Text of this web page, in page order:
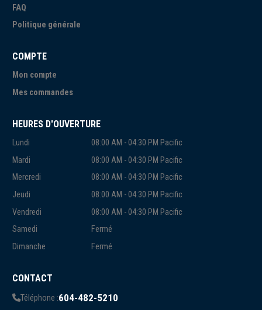
FAQ
Politique générale
COMPTE
Mon compte
Mes commandes
HEURES D'OUVERTURE
Lundi
08:00 AM - 04:30 PM Pacific
Mardi
08:00 AM - 04:30 PM Pacific
Mercredi
08:00 AM - 04:30 PM Pacific
Jeudi
08:00 AM - 04:30 PM Pacific
Vendredi
08:00 AM - 04:30 PM Pacific
Samedi
Fermé
Dimanche
Fermé
CONTACT
Téléphone :604-482-5210